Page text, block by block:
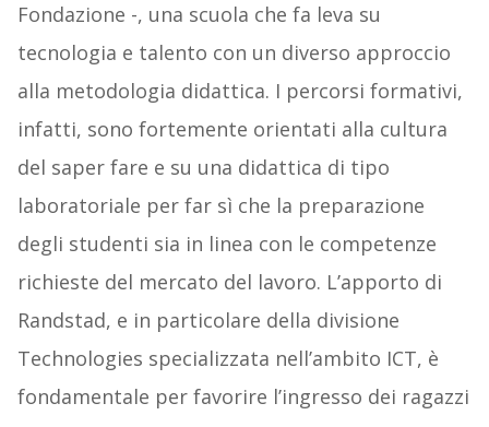
Fondazione -, una scuola che fa leva su
tecnologia e talento con un diverso approccio
alla metodologia didattica. I percorsi formativi,
infatti, sono fortemente orientati alla cultura
del saper fare e su una didattica di tipo
laboratoriale per far sì che la preparazione
degli studenti sia in linea con le competenze
richieste del mercato del lavoro. L’apporto di
Randstad, e in particolare della divisione
Technologies specializzata nell’ambito ICT, è
fondamentale per favorire l’ingresso dei ragazzi